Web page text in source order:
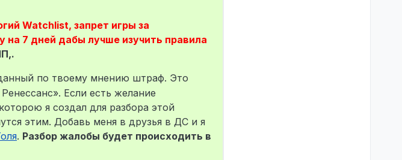
Watchlist, запрет игры за
на 7 дней дабы лучше изучить правила
по твоему мнению штраф. Это
Если есть желание
я создал для разбора этой
этим. Добавь меня в друзья в ДС и я
. Разбор жалобы будет происходить в